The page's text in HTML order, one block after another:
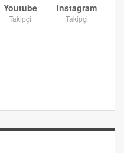
Youtube
Takipçi
Instagram
Takipçi